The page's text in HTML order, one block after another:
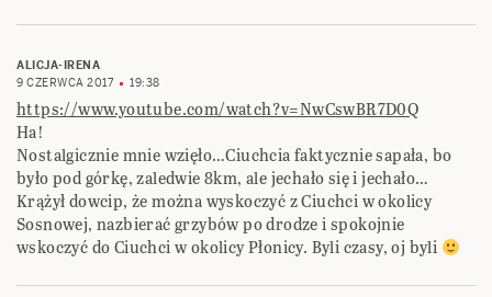
ALICJA-IRENA
9 CZERWCA 2017
19:38
https://www.youtube.com/watch?v=NwCswBR7D0Q
Ha!
Nostalgicznie mnie wzięło…Ciuchcia faktycznie sapała, bo
było pod górkę, zaledwie 8km, ale jechało się i jechało…
Krążył dowcip, że można wyskoczyć z Ciuchci w okolicy
Sosnowej, nazbierać grzybów po drodze i spokojnie
wskoczyć do Ciuchci w okolicy Płonicy. Byli czasy, oj byli